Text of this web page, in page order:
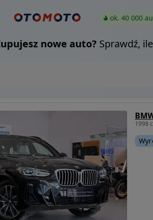
ok. 40 000
nowe auto? Sprawdź, ile
1998